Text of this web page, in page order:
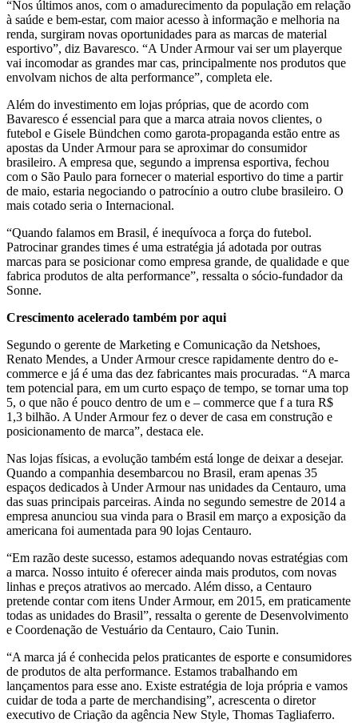
“Nos últimos anos, com o amadurecimento da população em relação
à saúde e bem-estar, com maior acesso à informação e melhoria na
renda, surgiram novas oportunidades para as marcas de material
esportivo”, diz Bavaresco. “A Under Armour vai ser um playerque
vai incomodar as grandes mar cas, principalmente nos produtos que
envolvam nichos de alta performance”, completa ele.
Além do investimento em lojas próprias, que de acordo com
Bavaresco é essencial para que a marca atraia novos clientes, o
futebol e Gisele Bündchen como garota-propaganda estão entre as
apostas da Under Armour para se aproximar do consumidor
brasileiro. A empresa que, segundo a imprensa esportiva, fechou
com o São Paulo para fornecer o material esportivo do time a partir
de maio, estaria negociando o patrocínio a outro clube brasileiro. O
mais cotado seria o Internacional.
“Quando falamos em Brasil, é inequívoca a força do futebol.
Patrocinar grandes times é uma estratégia já adotada por outras
marcas para se posicionar como empresa grande, de qualidade e que
fabrica produtos de alta performance”, ressalta o sócio-fundador da
Sonne.
Crescimento acelerado também por aqui
Segundo o gerente de Marketing e Comunicação da Netshoes,
Renato Mendes, a Under Armour cresce rapidamente dentro do e-
commerce e já é uma das dez fabricantes mais procuradas. “A marca
tem potencial para, em um curto espaço de tempo, se tornar uma top
5, o que não é pouco dentro de um e – commerce que f a tura R$
1,3 bilhão. A Under Armour fez o dever de casa em construção e
posicionamento de marca”, destaca ele.
Nas lojas físicas, a evolução também está longe de deixar a desejar.
Quando a companhia desembarcou no Brasil, eram apenas 35
espaços dedicados à Under Armour nas unidades da Centauro, uma
das suas principais parceiras. Ainda no segundo semestre de 2014 a
empresa anunciou sua vinda para o Brasil em março a exposição da
americana foi aumentada para 90 lojas Centauro.
“Em razão deste sucesso, estamos adequando novas estratégias com
a marca. Nosso intuito é oferecer ainda mais produtos, com novas
linhas e preços atrativos ao mercado. Além disso, a Centauro
pretende contar com itens Under Armour, em 2015, em praticamente
todas as unidades do Brasil”, ressalta o gerente de Desenvolvimento
e Coordenação de Vestuário da Centauro, Caio Tunin.
“A marca já é conhecida pelos praticantes de esporte e consumidores
de produtos de alta performance. Estamos trabalhando em
lançamentos para esse ano. Existe estratégia de loja própria e vamos
cuidar de toda a parte de merchandising”, acrescenta o diretor
executivo de Criação da agência New Style, Thomas Tagliaferro.